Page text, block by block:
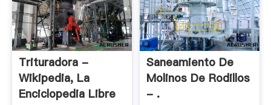
Trituradora -
Wikipedia, La
Enciclopedia Libre
Saneamiento De
Molinos De Rodillos
- .